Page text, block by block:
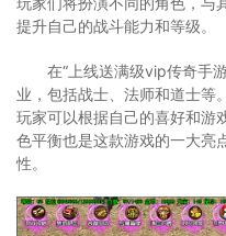
提升自己的战斗能力和等级。
在“上线送满级vip传奇手
业，包括战士、法师和道士等
玩家可以根据自己的喜好和游
色平衡也是这款游戏的一大亮
性。